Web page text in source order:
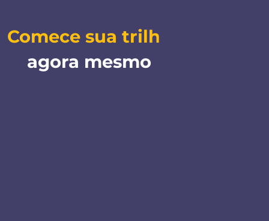
Comece sua trilha
agora mesmo